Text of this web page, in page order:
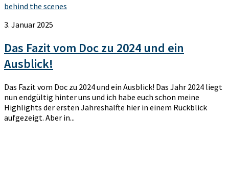
behind the scenes
3. Januar 2025
Das Fazit vom Doc zu 2024 und ein
Ausblick!
Das Fazit vom Doc zu 2024 und ein Ausblick! Das Jahr 2024 liegt
nun endgültig hinter uns und ich habe euch schon meine
Highlights der ersten Jahreshälfte hier in einem Rückblick
aufgezeigt. Aber in...